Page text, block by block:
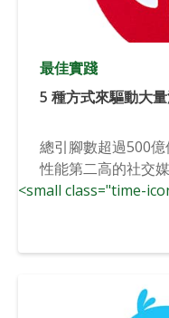
最佳實踐
5 種方式來驅動大
總引腳數超過500
性能第二高的社交
<small class="time-